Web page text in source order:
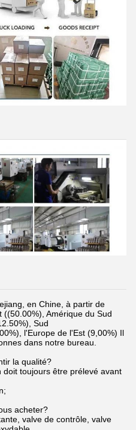
en Chine, à partir de
((50.00%), Amérique du Sud
Sud
l'Europe de l'Est (9,00%) Il
dans notre bureau.
la qualité?
toujours être prélevé avant
acheter?
valve de contrôle, valve